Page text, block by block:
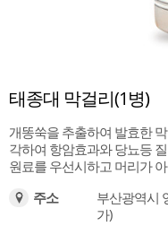
태종대 막걸리(1병)
개똥쑥을 추출하여 발효한
각하여 항암효과와 당뇨등
원료를 우선시하고 머리가
주소
부산광역시
가)